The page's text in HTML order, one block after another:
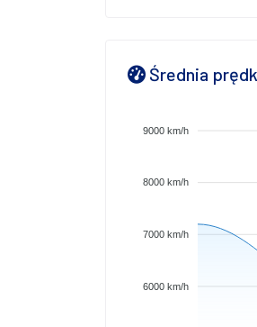
Średnia
9000 km/h
8000 km/h
7000 km/h
6000 km/h